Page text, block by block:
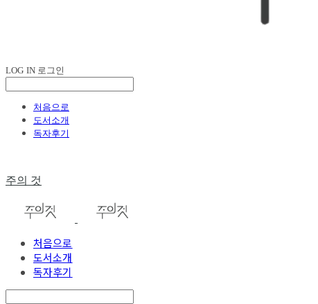
LOG IN 로그인
처음으로
도서소개
독자후기
주의 것
처음으로
도서소개
독자후기